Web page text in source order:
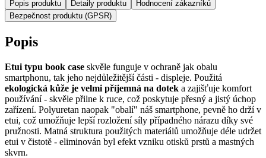
Popis produktu Detaily produktu
Hodnocení zákazníků
Bezpečnost produktu (GPSR)
Popis
Etui typu book case skvěle funguje v ochraně jak obalu
smartphonu, tak jeho nejdůležitější části - displeje. Použitá
ekologická kůže je velmi příjemná na dotek a zajišťuje komfort
používání - skvěle přilne k ruce, což poskytuje přesný a jistý úchop
zařízení. Polyuretan naopak "obalí" náš smartphone, pevně ho drží v
etui, což umožňuje lepší rozložení síly případného nárazu díky své
pružnosti. Matná struktura použitých materiálů umožňuje déle udržet
etui v čistotě - eliminován byl efekt vzniku otisků prstů a mastných
skvrn.